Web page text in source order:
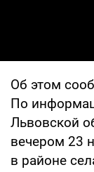
Об этом
По
Львовской
вечером 23
в районе